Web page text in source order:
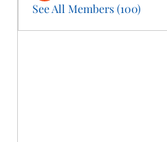
See All Members (100)